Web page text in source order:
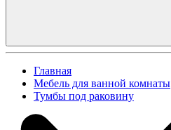
Главная
Мебель для ванной комнаты
Тумбы под раковину